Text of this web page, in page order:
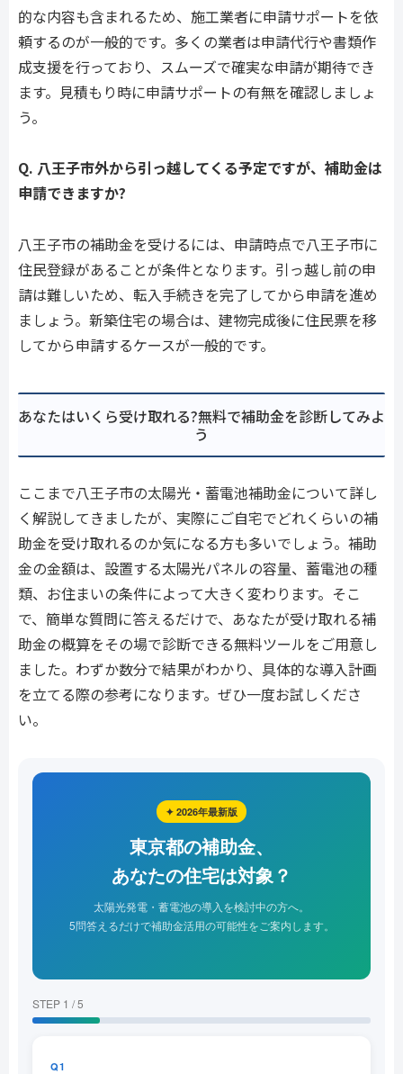
的な内容も含まれるため、施工業者に申請サポートを依
頼するのが一般的です。多くの業者は申請代行や書類作
成支援を行っており、スムーズで確実な申請が期待でき
ます。見積もり時に申請サポートの有無を確認しましょ
う。
Q. 八王子市外から引っ越してくる予定ですが、補助金は
申請できますか?
八王子市の補助金を受けるには、申請時点で八王子市に
住民登録があることが条件となります。引っ越し前の申
請は難しいため、転入手続きを完了してから申請を進め
ましょう。新築住宅の場合は、建物完成後に住民票を移
してから申請するケースが一般的です。
あなたはいくら受け取れる?無料で補助金を診断してみよ
う
ここまで八王子市の太陽光・蓄電池補助金について詳し
く解説してきましたが、実際にご自宅でどれくらいの補
助金を受け取れるのか気になる方も多いでしょう。補助
金の金額は、設置する太陽光パネルの容量、蓄電池の種
類、お住まいの条件によって大きく変わります。そこ
で、簡単な質問に答えるだけで、あなたが受け取れる補
助金の概算をその場で診断できる無料ツールをご用意し
ました。わずか数分で結果がわかり、具体的な導入計画
を立てる際の参考になります。ぜひ一度お試しくださ
い。
✦ 2026年最新版
東京都の補助金、
あなたの住宅は対象？
太陽光発電・蓄電池の導入を検討中の方へ。
5問答えるだけで補助金活用の可能性をご案内します。
STEP 1 / 5
Q1